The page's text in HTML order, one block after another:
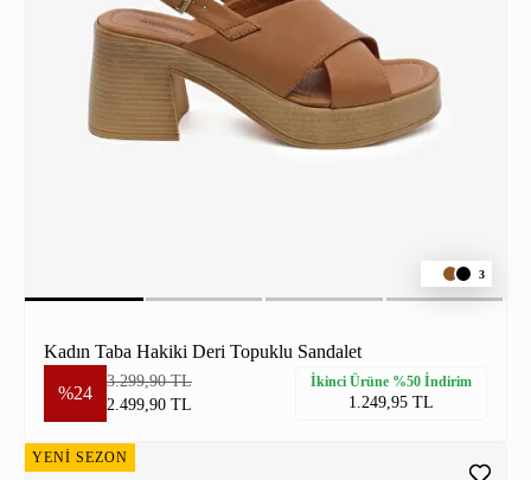
3
Kadın Taba Hakiki Deri Topuklu Sandalet
%24
3.299,90 TL
2.499,90 TL
İkinci Ürüne %50 İndirim
1.249,95 TL
YENİ SEZON